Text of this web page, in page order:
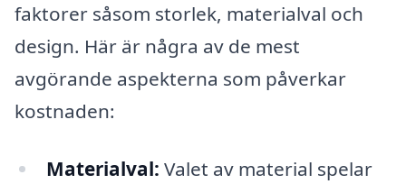
faktorer såsom storlek, materialval och
design. Här är några av de mest
avgörande aspekterna som påverkar
kostnaden:
Materialval: Valet av material spelar